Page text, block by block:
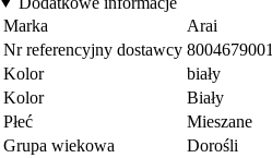
Marka
Arai
Nr referencyjny dostawcy 8004679001
Kolor
biały
Kolor
Biały
Płeć
Mieszane
Grupa wiekowa
Dorośli